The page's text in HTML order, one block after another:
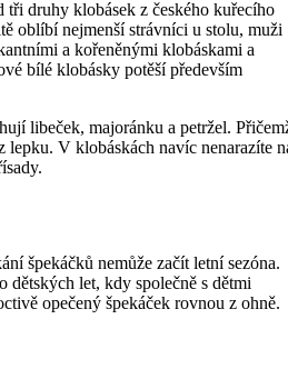
tři druhy klobásek z českého kuřecího
oblíbí nejmenší strávníci u stolu, muži
a kořeněnými klobáskami a
bílé klobásky potěší především
libeček, majoránku a petržel.
lepku. V klobáskách navíc nenarazíte
špekáčků nemůže začít letní sezóna.
dětských let, kdy společně s dětmi
opečený špekáček rovnou z ohně.